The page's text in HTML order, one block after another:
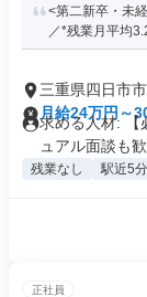
<第二新卒・未
／*残業月平均
三重県四日市
月給24万円～
求める人材: 【
ュアル面談も
残業なし 駅近5
正社員